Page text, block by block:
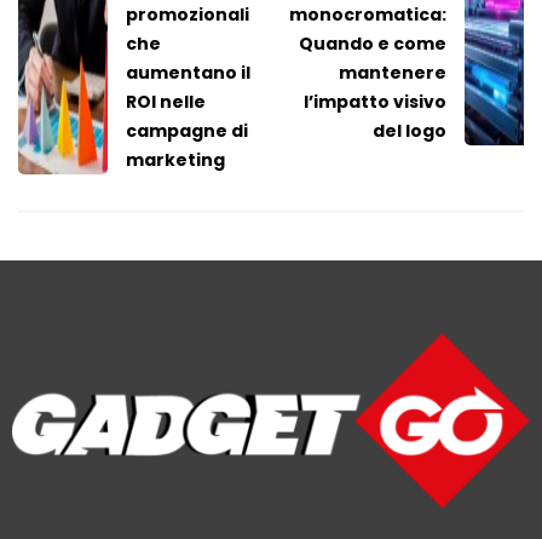
promozionali
che
aumentano il
ROI nelle
campagne di
marketing
monocromatica:
Quando e come
mantenere
l’impatto visivo
del logo